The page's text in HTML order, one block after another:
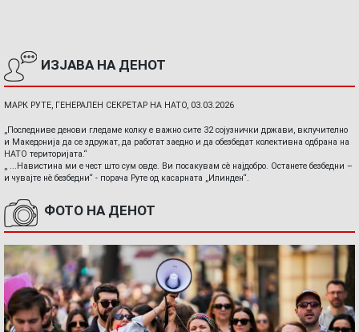
ИЗЈАВА НА ДЕНОТ
МАРК РУТЕ, ГЕНЕРАЛЕН СЕКРЕТАР НА НАТО, 03.03.2026
„Последниве денови гледаме колку е важно сите 32 сојузнички држави, вклучително
и Македонија да се здружат, да работат заедно и да обезбедат колективна одбрана на
НАТО територијата.“
„ ...Навистина ми е чест што сум овде. Ви посакувам сè најдобро. Останете безбедни –
и чувајте нè безбедни“ - порача Руте од касарната „Илинден“.
ФОТО НА ДЕНОТ